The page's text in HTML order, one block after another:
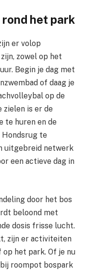
het park
er volop
zowel op het
Begin je dag met
of daag je
op de
zielen is er de
te huren en de
Hondsrug te
uitgebreid netwerk
een actieve dag in
door het bos
beloond met
dosis frisse lucht.
zijn er activiteiten
het park. Of je nu
roompot bospark